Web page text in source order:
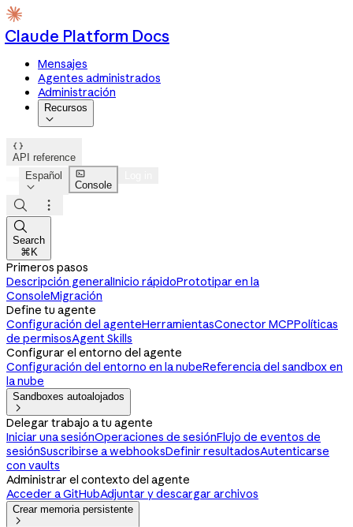
Claude Platform Docs
Mensajes
Agentes administrados
Administración
Recursos


API reference
Español


Console



Search
⌘K
Primeros pasos
Descripción generalInicio rápidoPrototipar en la
ConsoleMigración
Define tu agente
Configuración del agenteHerramientasConector MCPPolíticas
de permisosAgent Skills
Configurar el entorno del agente
Configuración del entorno en la nubeReferencia del sandbox en
la nube
Sandboxes autoalojados

Delegar trabajo a tu agente
Iniciar una sesiónOperaciones de sesiónFlujo de eventos de
sesiónSuscribirse a webhooksDefinir resultadosAutenticarse
con vaults
Administrar el contexto del agente
Acceder a GitHubAdjuntar y descargar archivos
Crear memoria persistente
